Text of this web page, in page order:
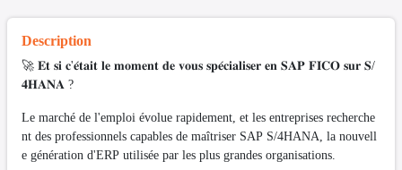
Description
🚀 𝐄𝐭 𝐬𝐢 𝐜'𝐞́𝐭𝐚𝐢𝐭 𝐥𝐞 𝐦𝐨𝐦𝐞𝐧𝐭 𝐝𝐞 𝐯𝐨𝐮𝐬 𝐬𝐩𝐞́𝐜𝐢𝐚𝐥𝐢𝐬𝐞𝐫 𝐞𝐧 𝐒𝐀𝐏 𝐅𝐈𝐂𝐎 𝐬𝐮𝐫 𝐒/
𝟒𝐇𝐀𝐍𝐀 ?
Le marché de l'emploi évolue rapidement, et les entreprises recherche
nt des professionnels capables de maîtriser SAP S/4HANA, la nouvell
e génération d'ERP utilisée par les plus grandes organisations.